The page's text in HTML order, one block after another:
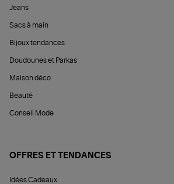
Jeans
Sacs à main
Bijoux tendances
Doudounes et Parkas
Maison déco
Beauté
Conseil Mode
OFFRES ET TENDANCES
Idées Cadeaux